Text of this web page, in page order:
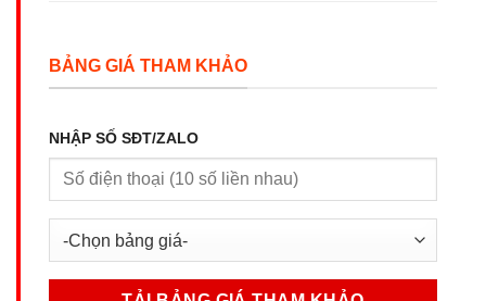
BẢNG GIÁ THAM KHẢO
NHẬP SỐ SĐT/ZALO